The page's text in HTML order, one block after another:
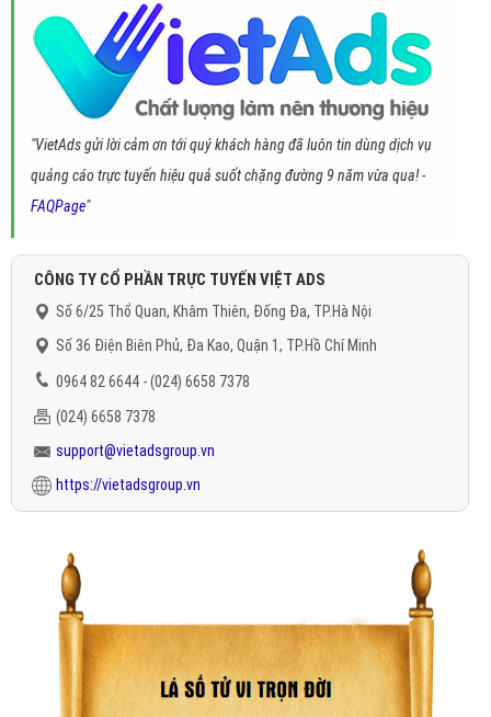
"VietAds gửi lời cảm ơn tới quý khách hàng đã luôn tin dùng dịch vụ
quảng cáo trực tuyến hiệu quả suốt chặng đường 9 năm vừa qua! -
FAQPage"
CÔNG TY CỔ PHẦN TRỰC TUYẾN VIỆT ADS
Số 6/25 Thổ Quan, Khâm Thiên, Đống Đa, TP.Hà Nội
Số 36 Điện Biên Phủ, Đa Kao, Quận 1, TP.Hồ Chí Minh
0964 82 6644 - (024) 6658 7378
(024) 6658 7378
support@vietadsgroup.vn
https://vietadsgroup.vn